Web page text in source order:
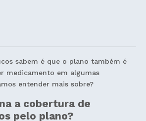
sabem é que o plano também é
medicamento em algumas
entender mais sobre?
a cobertura de
pelo plano?